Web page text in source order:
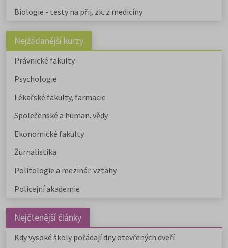
Stáhněte si zdarma e-book s
přehledem humanitních fakult,
Biologie - testy na přij. zk. z medicíny
Nejžádanější kurzy
Právnické fakulty
Psychologie
Lékařské fakulty, farmacie
Společenské a human. vědy
Ekonomické fakulty
Žurnalistika
Politologie a mezinár. vztahy
Policejní akademie
Nejčtenější články
Kdy vysoké školy pořádají dny otevřených dveří